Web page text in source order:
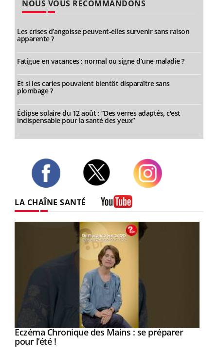
NOUS VOUS RECOMMANDONS
Les crises d’angoisse peuvent-elles survenir sans raison
apparente ?
Fatigue en vacances : normal ou signe d’une maladie ?
Et si les caries pouvaient bientôt disparaître sans
plombage ?
Éclipse solaire du 12 août : “Des verres adaptés, c'est
indispensable pour la santé des yeux”
LA CHAÎNE SANTÉ
Youtube
Eczéma Chronique des Mains : se préparer
pour l’été !Youtube